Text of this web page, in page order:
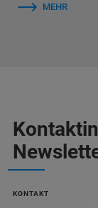
MEHR
KONTAKT